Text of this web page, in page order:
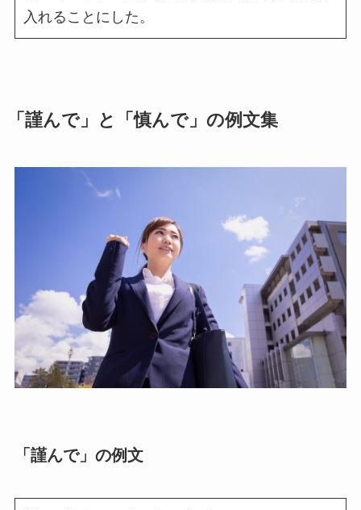
入れることにした。
「謹んで」と「慎んで」の例文集
「謹んで」の例文